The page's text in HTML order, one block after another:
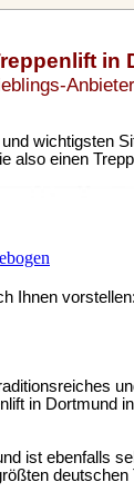
in
wichtigsten
also einen
Ihnen vorstellen:
in Dortmund
ist ebenfalls
deutschen